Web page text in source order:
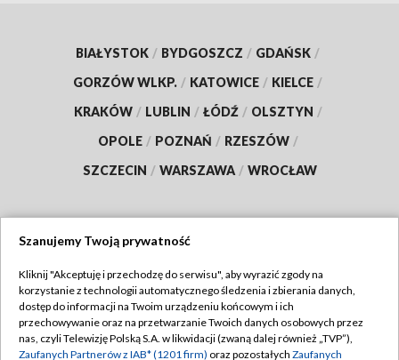
BIAŁYSTOK / BYDGOSZCZ / GDAŃSK /
GORZÓW WLKP. / KATOWICE / KIELCE /
KRAKÓW / LUBLIN / ŁÓDŹ / OLSZTYN /
OPOLE / POZNAŃ / RZESZÓW /
SZCZECIN / WARSZAWA / WROCŁAW
TVP
Abonament TVP
Emisja w TVP
Regulamin TVP
Polityka prywatności
Szanujemy Twoją prywatność
Kliknij "Akceptuję i przechodzę do serwisu", aby wyrazić zgody na
korzystanie z technologii automatycznego śledzenia i zbierania danych,
dostęp do informacji na Twoim urządzeniu końcowym i ich
przechowywanie oraz na przetwarzanie Twoich danych osobowych przez
nas, czyli Telewizję Polską S.A. w likwidacji (zwaną dalej również „TVP”),
Zaufanych Partnerów z IAB* (1201 firm) oraz pozostałych Zaufanych